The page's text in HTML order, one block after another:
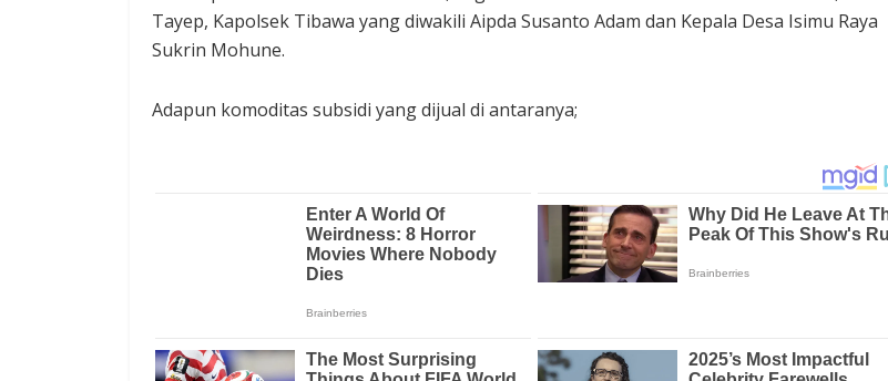
Tayep, Kapolsek Tibawa yang diwakili Aipda Susanto Adam dan Kepala Desa Isimu Raya
Sukrin Mohune.
Adapun komoditas subsidi yang dijual di antaranya;